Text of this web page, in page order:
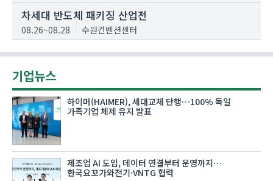
차세대 반도체 패키징 산업전
08.26~08.28 수원컨벤션센터
기업뉴스
하이머(HAIMER), 세대교체 단행…100% 독일
가족기업 체제 유지 발표
제조업 AI 도입, 데이터 연결부터 운영까지…
한국요꼬가와전기·VNTG 협력